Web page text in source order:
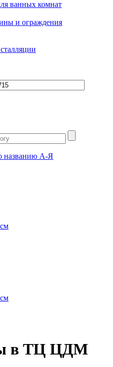
ванных комнат
и ограждения
названию А-Я
в ТЦ ЦДМ